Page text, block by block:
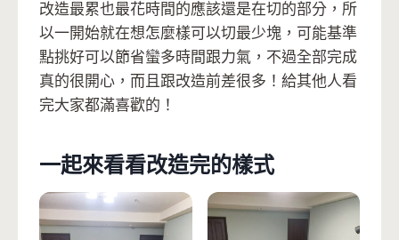
改造最累也最花時間的應該還是在切的部分，所
以一開始就在想怎麼樣可以切最少塊，可能基準
點挑好可以節省蠻多時間跟力氣，不過全部完成
真的很開心，而且跟改造前差很多！給其他人看
完大家都滿喜歡的！
一起來看看改造完的樣式